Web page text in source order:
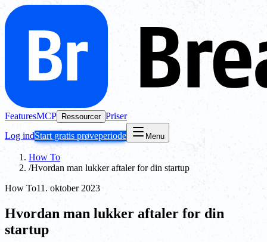
FeaturesMCP Ressourcer Priser
Log indStart gratis prøveperiode Menu
How To
/Hvordan man lukker aftaler for din startup
How To11. oktober 2023
Hvordan man lukker aftaler for din
startup